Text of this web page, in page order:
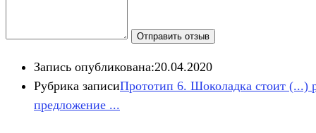
Отправить отзыв
Запись опубликована:20.04.2020
Рубрика записиПрототип 6. Шоколадка стоит (...)
предложение ...